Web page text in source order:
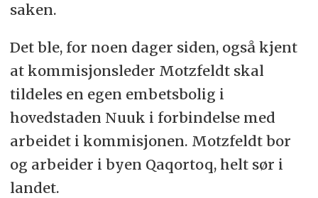
saken.
Det ble, for noen dager siden, også kjent
at kommisjonsleder Motzfeldt skal
tildeles en egen embetsbolig i
hovedstaden Nuuk i forbindelse med
arbeidet i kommisjonen. Motzfeldt bor
og arbeider i byen Qaqortoq, helt sør i
landet.